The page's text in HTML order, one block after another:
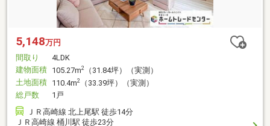
5,148万円
間取り
4LDK
建物面積 105.27m2
（31.84坪）（実測）
土地面積 110.4m2
（33.39坪）（実測）
総戸数
1戸
ＪＲ高崎線 北上尾駅 徒歩14分
ＪＲ高崎線 桶川駅 徒歩23分